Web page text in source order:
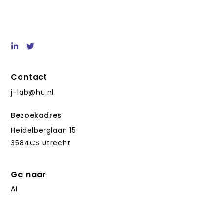
Contact
j-lab@hu.nl
Bezoekadres
Heidelberglaan 15
3584CS Utrecht
Ga naar
AI